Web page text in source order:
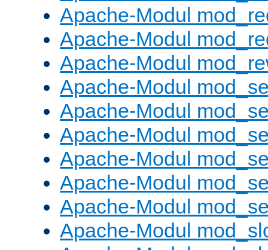
Apache-Modul
Apache-Modul
Apache-Modul
Apache-Modul
Apache-Modul
Apache-Modul
Apache-Modul
Apache-Modul
Apache-Modul
Apache-Modul